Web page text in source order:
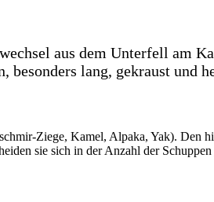
aus dem Unterfell am
besonders lang, gekraust und
Ziege, Kamel, Alpaka, Yak). Den
sie sich in der Anzahl der